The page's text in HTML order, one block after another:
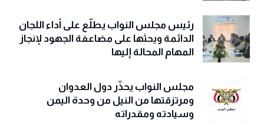
رئيس مجلس النواب يطلّع على أداء اللجان
الدائمة ويحثها على مضاعفة الجهود لإنجاز
المهام المحالة إليها
مجلس النواب يحذّّر دول العدوان
ومرتزقتها من النيل من وحدة اليمن
وسيادته ومقدراته